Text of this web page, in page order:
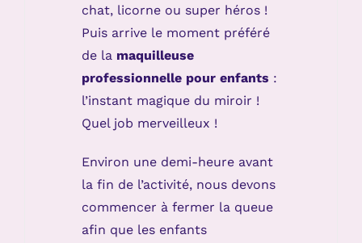
chat, licorne ou super héros !
Puis arrive le moment préféré
de la maquilleuse
professionnelle pour enfants :
l’instant magique du miroir !
Quel job merveilleux !
Environ une demi-heure avant
la fin de l’activité, nous devons
commencer à fermer la queue
afin que les enfants